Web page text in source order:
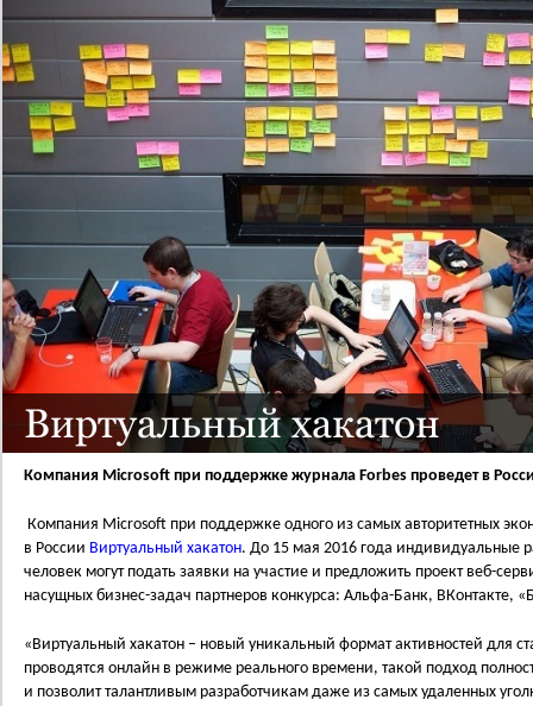
Виртуальный хакатон
Компания Microsoft при поддержке журнала Forbes проведет в
Компания Microsoft при поддержке одного из самых авторитетных
в России Виртуальный хакатон. До 15 мая 2016 года индивидуальные
человек могут подать заявки на участие и предложить проект веб-
насущных бизнес-задач партнеров конкурса: Альфа-Банк, ВКонтакте,
«Виртуальный хакатон – новый уникальный формат активностей для
проводятся онлайн в режиме реального времени, такой подход
и позволит талантливым разработчикам даже из самых удаленных